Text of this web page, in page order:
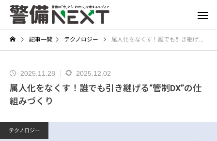
記事一覧 テクノロジー 属人化をなくす！誰でも引き継げる“管制DX”の仕組みづくり
2025.11.28 2025.12.02
属人化をなくす！誰でも引き継げる“管制DX”の仕
組みづくり
テクノロジー